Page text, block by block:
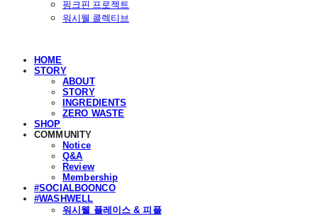
핑크핀 프로젝트
워시웰 콜렉티브
HOME
STORY
ABOUT
STORY
INGREDIENTS
ZERO WASTE
SHOP
COMMUNITY
Notice
Q&A
Review
Membership
#SOCIALBOONCO
#WASHWELL
워시웰 플레이스 & 피플